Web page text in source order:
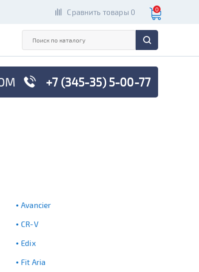
Сравнить товары 0 0
+7 (345-35) 5-00-77
Avancier
CR-V
Edix
Fit Aria